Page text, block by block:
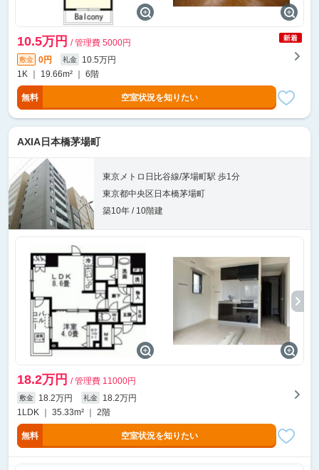
10.5万円 / 管理費 5000円
敷金 0円 礼金
10.5万円
1K ｜ 19.66m² ｜ 6階
無料 空室状況を知りたい
AXIA日本橋茅場町
東京メトロ日比谷線/茅場町駅 歩1分
東京都中央区日本橋茅場町
築10年 / 10階建
18.2万円 / 管理費 11000円
敷金 18.2万円 礼金
18.2万円
1LDK ｜ 35.33m² ｜ 2階
無料 空室状況を知りたい